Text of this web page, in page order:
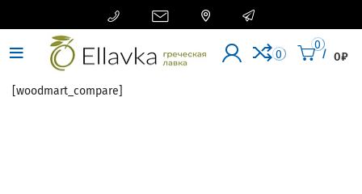
   
0
0
/ 0₽
[woodmart_compare]